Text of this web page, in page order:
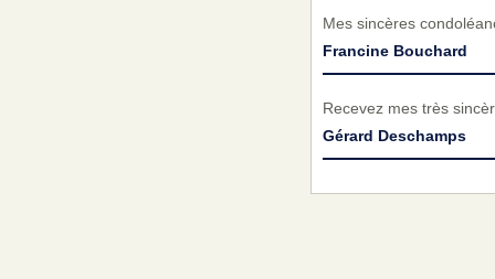
Mes sincères
Francine Bouchard
Recevez mes très
Gérard Deschamps